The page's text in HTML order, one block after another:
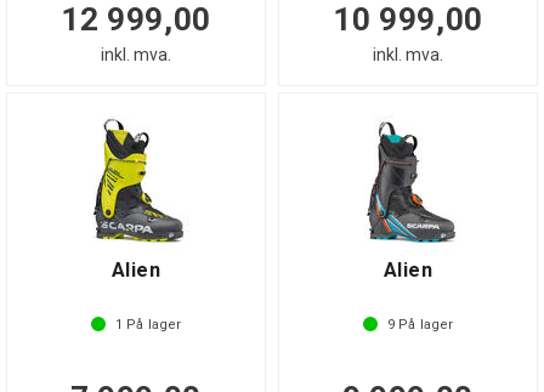
12 999,00
inkl. mva.
10 999,00
inkl. mva.
Alien
1 På lager
Alien
9 På lager